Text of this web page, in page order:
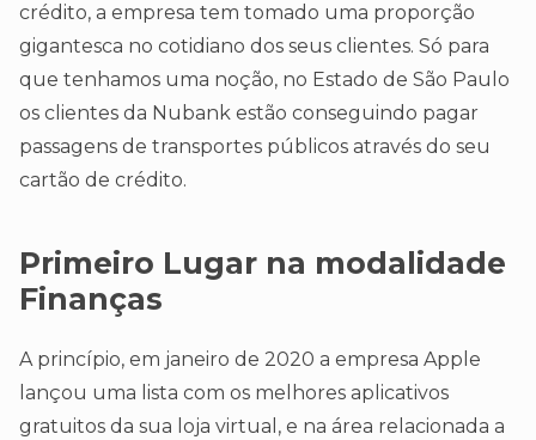
crédito, a empresa tem tomado uma proporção
gigantesca no cotidiano dos seus clientes. Só para
que tenhamos uma noção, no Estado de São Paulo
os clientes da Nubank estão conseguindo pagar
passagens de transportes públicos através do seu
cartão de crédito.
Primeiro Lugar na modalidade
Finanças
A princípio, em janeiro de 2020 a empresa Apple
lançou uma lista com os melhores aplicativos
gratuitos da sua loja virtual, e na área relacionada a